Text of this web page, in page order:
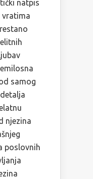
natpis
vratima
samog
njezina
poslovnih